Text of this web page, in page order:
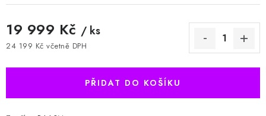
19 999 Kč / ks
24 199 Kč včetně DPH
PŘIDAT DO KOŠÍKU